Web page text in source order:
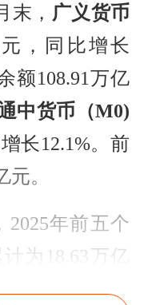
末， 广义货币
，同比增长
额108.91万亿
中货币（M0)
长12.1%。前
。
2025年前五个
计为18.63万亿
亿元；2025年